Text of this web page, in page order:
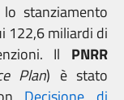
stanziamento
122,6 miliardi di
Il PNRR
Plan) è stato